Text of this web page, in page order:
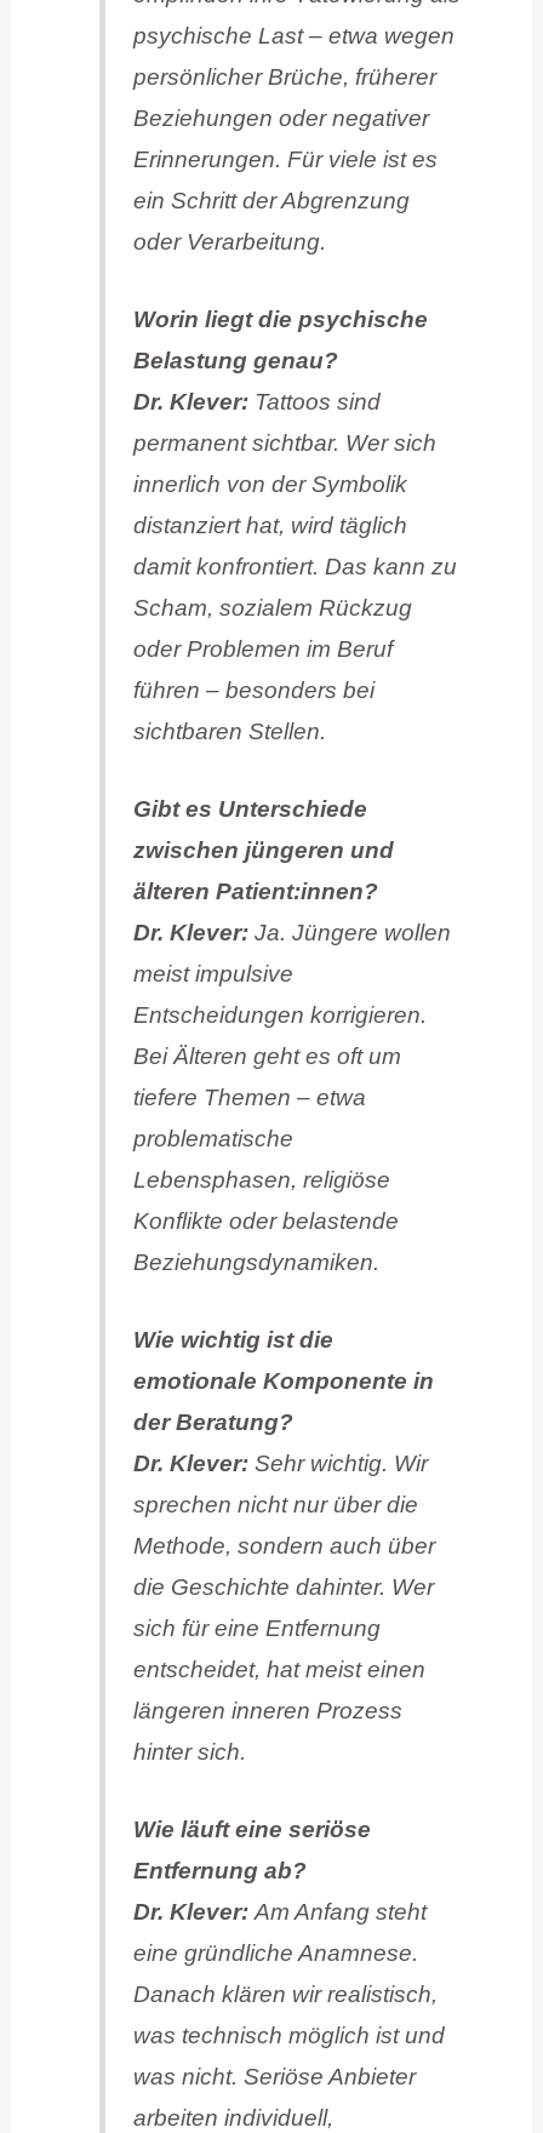
psychische Last – etwa wegen
persönlicher Brüche, früherer
Beziehungen oder negativer
Erinnerungen. Für viele ist es
ein Schritt der Abgrenzung
oder Verarbeitung.
Worin liegt die psychische
Belastung genau?
Dr. Klever: Tattoos sind
permanent sichtbar. Wer sich
innerlich von der Symbolik
distanziert hat, wird täglich
damit konfrontiert. Das kann zu
Scham, sozialem Rückzug
oder Problemen im Beruf
führen – besonders bei
sichtbaren Stellen.
Gibt es Unterschiede
zwischen jüngeren und
älteren Patient:innen?
Dr. Klever: Ja. Jüngere wollen
meist impulsive
Entscheidungen korrigieren.
Bei Älteren geht es oft um
tiefere Themen – etwa
problematische
Lebensphasen, religiöse
Konflikte oder belastende
Beziehungsdynamiken.
Wie wichtig ist die
emotionale Komponente in
der Beratung?
Dr. Klever: Sehr wichtig. Wir
sprechen nicht nur über die
Methode, sondern auch über
die Geschichte dahinter. Wer
sich für eine Entfernung
entscheidet, hat meist einen
längeren inneren Prozess
hinter sich.
Wie läuft eine seriöse
Entfernung ab?
Dr. Klever: Am Anfang steht
eine gründliche Anamnese.
Danach klären wir realistisch,
was technisch möglich ist und
was nicht. Seriöse Anbieter
arbeiten individuell,